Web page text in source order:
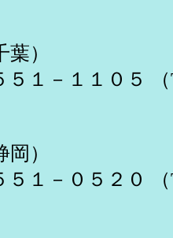
）
５１－１１０５
）
５１－０５２０